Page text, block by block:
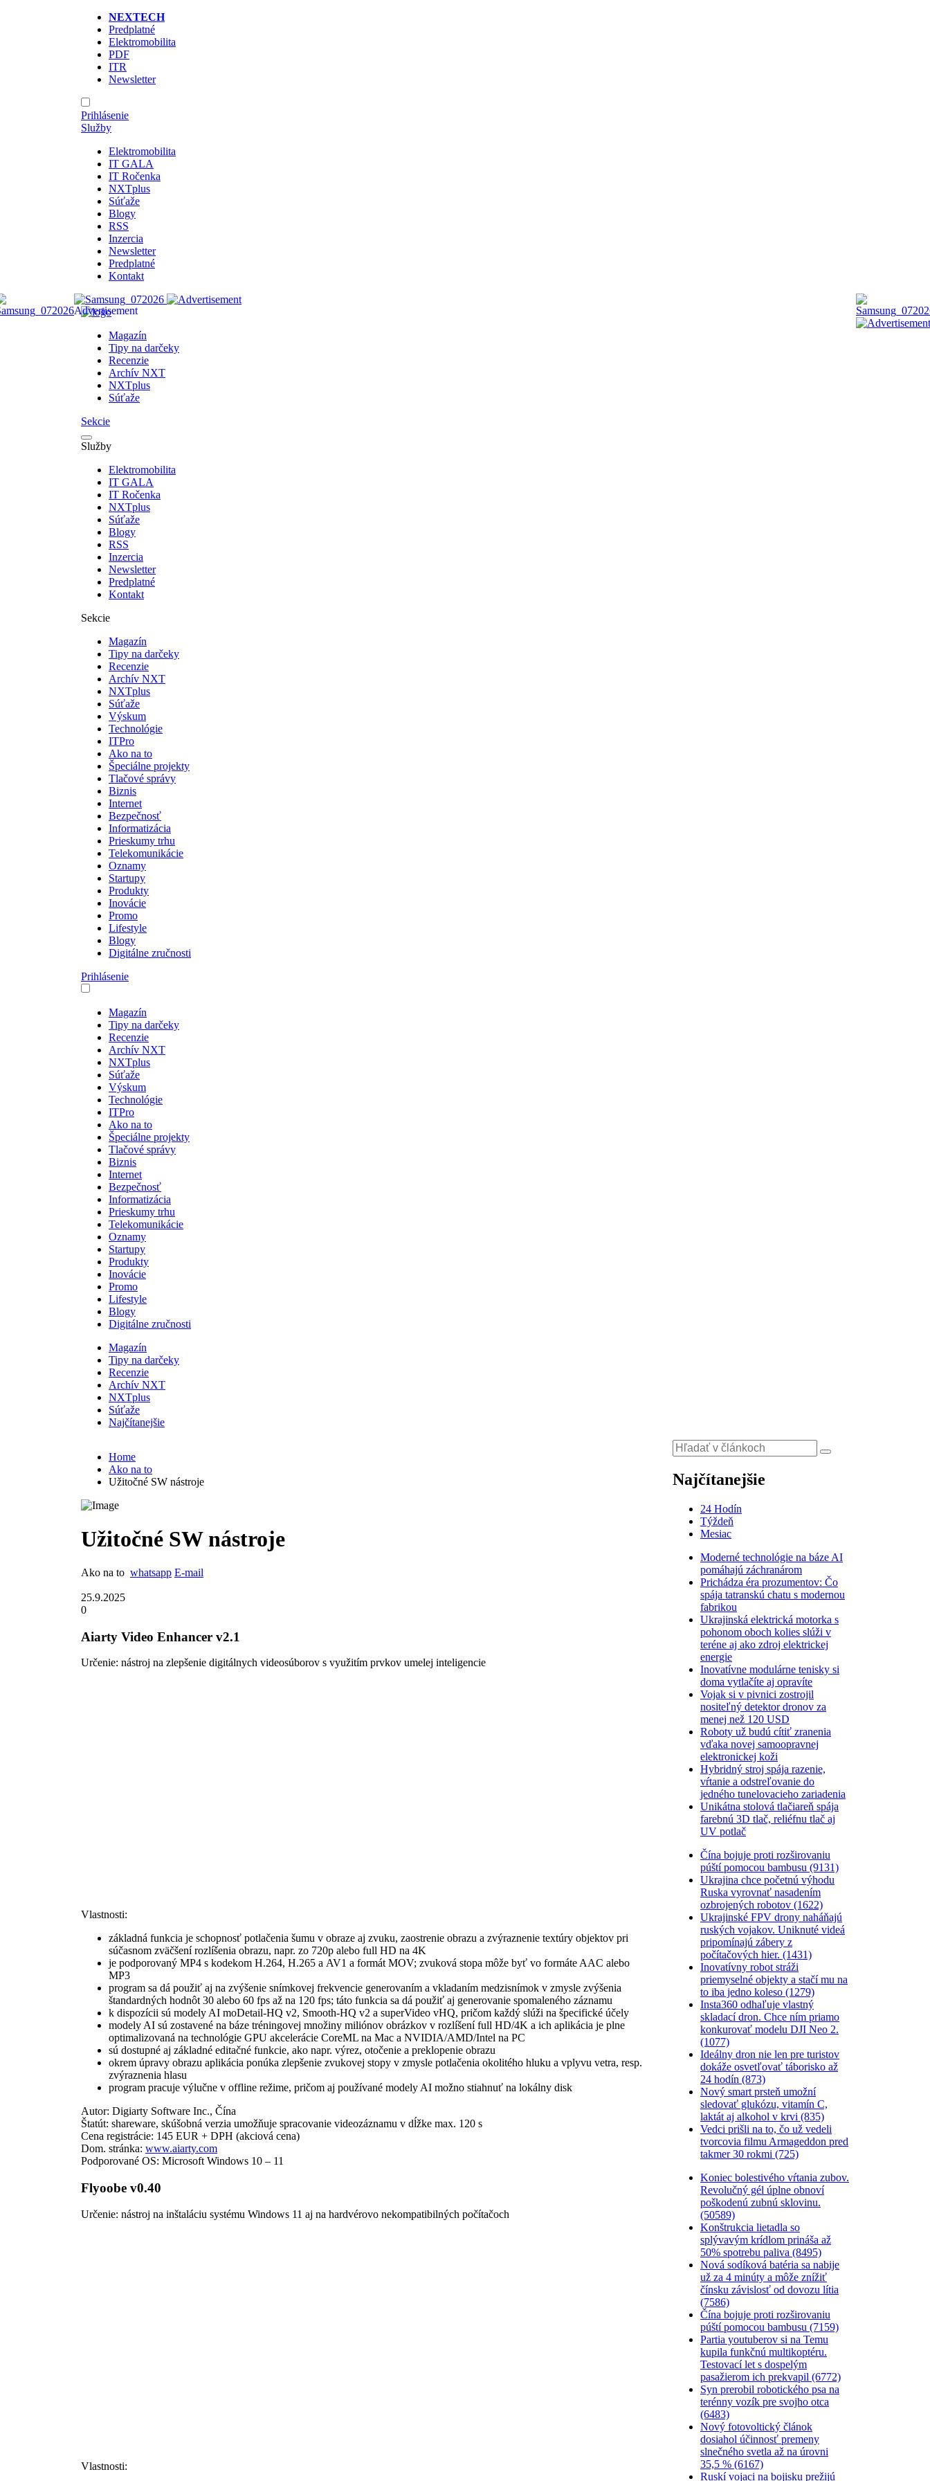
NEXTECH
Predplatné
Elektromobilita
PDF
ITR
Newsletter
Prihlásenie
Služby
Elektromobilita
IT GALA
IT Ročenka
NXTplus
Súťaže
Blogy
RSS
Inzercia
Newsletter
Predplatné
Kontakt
Magazín
Tipy na darčeky
Recenzie
Archív NXT
NXTplus
Súťaže
Sekcie
Služby
Elektromobilita
IT GALA
IT Ročenka
NXTplus
Súťaže
Blogy
RSS
Inzercia
Newsletter
Predplatné
Kontakt
Sekcie
Magazín
Tipy na darčeky
Recenzie
Archív NXT
NXTplus
Súťaže
Výskum
Technológie
ITPro
Ako na to
Špeciálne projekty
Tlačové správy
Biznis
Internet
Bezpečnosť
Informatizácia
Prieskumy trhu
Telekomunikácie
Oznamy
Startupy
Produkty
Inovácie
Promo
Lifestyle
Blogy
Digitálne zručnosti
Prihlásenie
Magazín
Tipy na darčeky
Recenzie
Archív NXT
NXTplus
Súťaže
Výskum
Technológie
ITPro
Ako na to
Špeciálne projekty
Tlačové správy
Biznis
Internet
Bezpečnosť
Informatizácia
Prieskumy trhu
Telekomunikácie
Oznamy
Startupy
Produkty
Inovácie
Promo
Lifestyle
Blogy
Digitálne zručnosti
Magazín
Tipy na darčeky
Recenzie
Archív NXT
NXTplus
Súťaže
Najčítanejšie
Home
Ako na to
Užitočné SW nástroje
Užitočné SW nástroje
Ako na to whatsapp E-mail
25.9.2025
0
Aiarty Video Enhancer v2.1
Určenie: nástroj na zlepšenie digitálnych videosúborov s využitím prvkov umelej inteligencie
Vlastnosti:
základná funkcia je schopnosť potlačenia šumu v obraze aj zvuku, zaostrenie obrazu a zvýraznenie textúry objektov pri
súčasnom zväčšení rozlíšenia obrazu, napr. zo 720p alebo full HD na 4K
je podporovaný MP4 s kodekom H.264, H.265 a AV1 a formát MOV; zvuková stopa môže byť vo formáte AAC alebo
MP3
program sa dá použiť aj na zvýšenie snímkovej frekvencie generovaním a vkladaním medzisnímok v zmysle zvýšenia
štandardných hodnôt 30 alebo 60 fps až na 120 fps; táto funkcia sa dá použiť aj generovanie spomaleného záznamu
k dispozícii sú modely AI moDetail-HQ v2, Smooth-HQ v2 a superVideo vHQ, pričom každý slúži na špecifické účely
modely AI sú zostavené na báze tréningovej množiny miliónov obrázkov v rozlíšení full HD/4K a ich aplikácia je plne
optimalizovaná na technológie GPU akcelerácie CoreML na Mac a NVIDIA/AMD/Intel na PC
sú dostupné aj základné editačné funkcie, ako napr. výrez, otočenie a preklopenie obrazu
okrem úpravy obrazu aplikácia ponúka zlepšenie zvukovej stopy v zmysle potlačenia okolitého hluku a vplyvu vetra, resp.
zvýraznenia hlasu
program pracuje výlučne v offline režime, pričom aj používané modely AI možno stiahnuť na lokálny disk
Autor: Digiarty Software Inc., Čína
Štatút: shareware, skúšobná verzia umožňuje spracovanie videozáznamu v dĺžke max. 120 s
Cena registrácie: 145 EUR + DPH (akciová cena)
Dom. stránka: www.aiarty.com
Podporované OS: Microsoft Windows 10 – 11
Flyoobe v0.40
Určenie: nástroj na inštaláciu systému Windows 11 aj na hardvérovo nekompatibilných počítačoch
Vlastnosti:
Najčítanejšie
24 Hodín
Týždeň
Mesiac
Moderné technológie na báze AI
pomáhajú záchranárom
Prichádza éra prozumentov: Čo
spája tatranskú chatu s modernou
fabrikou
Ukrajinská elektrická motorka s
pohonom oboch kolies slúži v
teréne aj ako zdroj elektrickej
energie
Inovatívne modulárne tenisky si
doma vytlačíte aj opravíte
Vojak si v pivnici zostrojil
nositeľný detektor dronov za
menej než 120 USD
Roboty už budú cítiť zranenia
vďaka novej samoopravnej
elektronickej koži
Hybridný stroj spája razenie,
vŕtanie a odstreľovanie do
jedného tunelovacieho zariadenia
Unikátna stolová tlačiareň spája
farebnú 3D tlač, reliéfnu tlač aj
UV potlač
Čína bojuje proti rozširovaniu
púští pomocou bambusu (9131)
Ukrajina chce početnú výhodu
Ruska vyrovnať nasadením
ozbrojených robotov (1622)
Ukrajinské FPV drony naháňajú
ruských vojakov. Uniknuté videá
pripomínajú zábery z
počítačových hier. (1431)
Inovatívny robot stráži
priemyselné objekty a stačí mu na
to iba jedno koleso (1279)
Insta360 odhaľuje vlastný
skladací dron. Chce ním priamo
konkurovať modelu DJI Neo 2.
(1077)
Ideálny dron nie len pre turistov
dokáže osvetľovať táborisko až
24 hodín (873)
Nový smart prsteň umožní
sledovať glukózu, vitamín C,
laktát aj alkohol v krvi (835)
Vedci prišli na to, čo už vedeli
tvorcovia filmu Armageddon pred
takmer 30 rokmi (725)
Koniec bolestivého vŕtania zubov.
Revolučný gél úplne obnoví
poškodenú zubnú sklovinu.
(50589)
Konštrukcia lietadla so
splývavým krídlom prináša až
50% spotrebu paliva (8495)
Nová sodíková batéria sa nabije
už za 4 minúty a môže znížiť
čínsku závislosť od dovozu lítia
(7586)
Čína bojuje proti rozširovaniu
púští pomocou bambusu (7159)
Partia youtuberov si na Temu
kupila funkčnú multikoptéru.
Testovací let s dospelým
pasažierom ich prekvapil (6772)
Syn prerobil robotického psa na
terénny vozík pre svojho otca
(6483)
Nový fotovoltický článok
dosiahol účinnosť premeny
slnečného svetla až na úrovni
35,5 % (6167)
Ruskí vojaci na bojisku prežijú